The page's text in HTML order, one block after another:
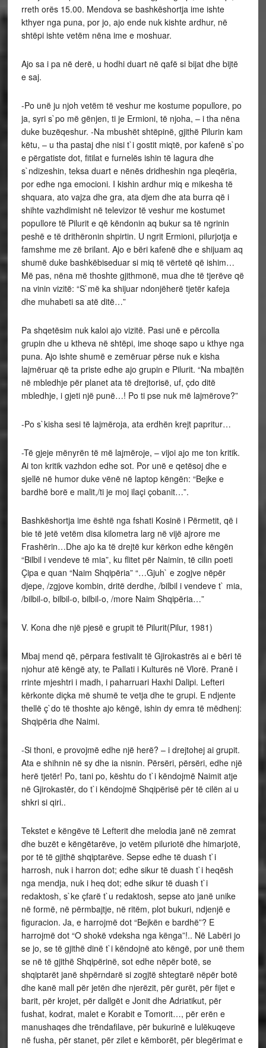
rreth orës 15.00. Mendova se bashkëshortja ime ishte
kthyer nga puna, por jo, ajo ende nuk kishte ardhur, në
shtëpi ishte vetëm nëna ime e moshuar.
Ajo sa i pa në derë, u hodhi duart në qafë si bijat dhe bijtë
e saj.
-Po unë ju njoh vetëm të veshur me kostume popullore, po
ja, syri s`po më gënjen, ti je Ermioni, të njoha, – i tha nëna
duke buzëqeshur. -Na mbushët shtëpinë, gjithë Pilurin kam
këtu, – u tha pastaj dhe nisi t`i gostit miqtë, por kafenë s`po
e përgatiste dot, fitilat e furnelës ishin të lagura dhe
s`ndizeshin, teksa duart e nënës dridheshin nga pleqëria,
por edhe nga emocioni. I kishin ardhur miq e mikesha të
shquara, ato vajza dhe gra, ata djem dhe ata burra që i
shihte vazhdimisht në televizor të veshur me kostumet
popullore të Pilurit e që këndonin aq bukur sa të ngrinin
peshë e të drithëronin shpirtin. U ngrit Ermioni, pilurjotja e
famshme me zë brilant. Ajo e bëri kafenë dhe e shijuam aq
shumë duke bashkëbiseduar si miq të vërtetë që ishim…
Më pas, nëna më thoshte gjithmonë, mua dhe të tjerëve që
na vinin vizitë: “S`më ka shijuar ndonjëherë tjetër kafeja
dhe muhabeti sa atë ditë…”
Pa shqetësim nuk kaloi ajo vizitë. Pasi unë e përcolla
grupin dhe u ktheva në shtëpi, ime shoqe sapo u kthye nga
puna. Ajo ishte shumë e zemëruar përse nuk e kisha
lajmëruar që ta priste edhe ajo grupin e Pilurit. “Na mbajtën
në mbledhje për planet ata të drejtorisë, uf, çdo ditë
mbledhje, i gjeti një punë…! Po ti pse nuk më lajmërove?”
-Po s`kisha sesi të lajmëroja, ata erdhën krejt papritur…
-Të gjeje mënyrën të më lajmëroje, – vijoi ajo me ton kritik.
Ai ton kritik vazhdon edhe sot. Por unë e qetësoj dhe e
sjellë në humor duke vënë në laptop këngën: “Bejke e
bardhë borë e malit,/ti je moj ilaçi çobanit…”.
Bashkëshortja ime është nga fshati Kosinë i Përmetit, që i
bie të jetë vetëm disa kilometra larg në vijë ajrore me
Frashërin…Dhe ajo ka të drejtë kur kërkon edhe këngën
“Bilbil i vendeve të mia”, ku flitet për Naimin, të cilin poeti
Çipa e quan “Naim Shqipëria” “…Gjuh` e zogjve nëpër
djepe, /zgjove kombin, dritë derdhe, /bilbil i vendeve t` mia,
/bilbil-o, bilbil-o, bilbil-o, /more Naim Shqipëria…”
V. Kona dhe një pjesë e grupit të Pilurit(Pilur, 1981)
Mbaj mend që, përpara festivalit të Gjirokastrës ai e bëri të
njohur atë këngë aty, te Pallati i Kulturës në Vlorë. Pranë i
rrinte mjeshtri i madh, i paharruari Haxhi Dalipi. Lefteri
kërkonte diçka më shumë te vetja dhe te grupi. E ndjente
thellë ç`do të thoshte ajo këngë, ishin dy emra të mëdhenj:
Shqipëria dhe Naimi.
-Si thoni, e provojmë edhe një herë? – i drejtohej ai grupit.
Ata e shihnin në sy dhe ia nisnin. Përsëri, përsëri, edhe një
herë tjetër! Po, tani po, kështu do t`i këndojmë Naimit atje
në Gjirokastër, do t`i këndojmë Shqipërisë për të cilën ai u
shkri si qiri..
Tekstet e këngëve të Lefterit dhe melodia janë në zemrat
dhe buzët e këngëtarëve, jo vetëm piluriotë dhe himarjotë,
por të të gjithë shqiptarëve. Sepse edhe të duash t`i
harrosh, nuk i harron dot; edhe sikur të duash t`i heqësh
nga mendja, nuk i heq dot; edhe sikur të duash t`i
redaktosh, s`ke çfarë t`u redaktosh, sepse ato janë unike
në formë, në përmbajtje, në ritëm, plot bukuri, ndjenjë e
figuracion. Ja, e harrojmë dot “Bejkën e bardhë”? E
harrojmë dot “O shokë vdeksha nga kënga”!.. Në Labëri jo
se jo, se të gjithë dinë t`i këndojnë ato këngë, por unë them
se në të gjithë Shqipërinë, sot edhe nëpër botë, se
shqiptarët janë shpërndarë si zogjtë shtegtarë nëpër botë
dhe kanë mall për jetën dhe njerëzit, për gurët, për fijet e
barit, për krojet, për dallgët e Jonit dhe Adriatikut, për
fushat, kodrat, malet e Korabit e Tomorit…, për erën e
manushaqes dhe trëndafilave, për bukurinë e lulëkuqeve
në fusha, për stanet, për zilet e këmborët, për blegërimat e